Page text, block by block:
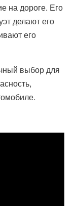
на дороге. Его
делают его
его
выбор для